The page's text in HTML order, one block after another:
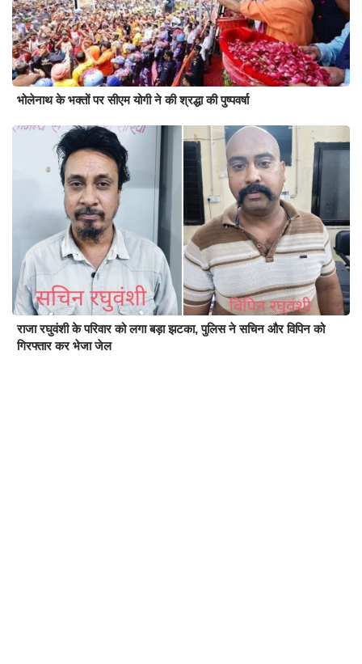
भोलेनाथ के भक्तों पर सीएम योगी ने की श्रद्धा की पुष्पवर्षा
राजा रघुवंशी के परिवार को लगा बड़ा झटका, पुलिस ने सचिन और विपिन को
गिरफ्तार कर भेजा जेल